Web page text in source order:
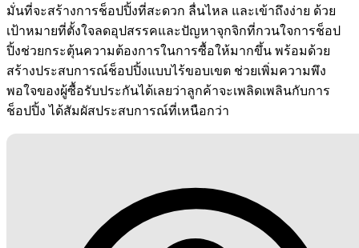
มั่นที่จะสร้างการช็อปปิ้งที่สะดวก ลื่นไหล และเข้าถึงง่าย ด้วย
เป้าหมายที่ตั้งใจลดอุปสรรคและปัญหาจุกจิกที่กวนใจการช็อป
ปิ้งช่วยกระตุ้นความต้องการในการซื้อให้มากขึ้น พร้อมด้วย
สร้างประสบการณ์ช็อปปิ้งแบบไร้ขอบเขต ช่วยเพิ่มความพึง
พอใจของผู้ซื้อรับประกันได้เลยว่าลูกค้าจะเพลิดเพลินกับการ
ช็อปปิ้ง ได้สัมผัสประสบการณ์ที่เหนือกว่า